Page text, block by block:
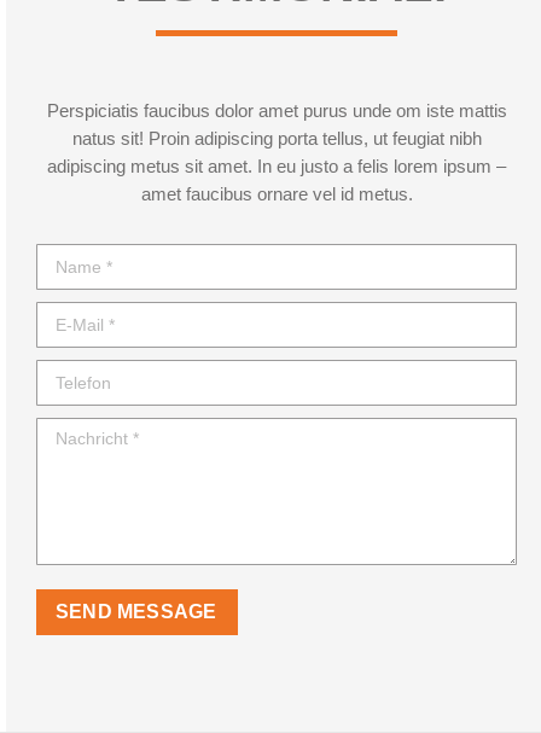
Perspiciatis faucibus dolor amet purus unde om iste mattis
natus sit! Proin adipiscing porta tellus, ut feugiat nibh
adipiscing metus sit amet. In eu justo a felis lorem ipsum –
amet faucibus ornare vel id metus.
Name *
E-Mail *
Telefon
Nachricht *
SEND MESSAGE